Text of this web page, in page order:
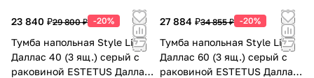
23 840 ₽29 800 ₽ -20%
Тумба напольная Style Line
Даллас 40 (3 ящ.) серый с
раковиной ESTETUS Даллас
27 884 ₽34 855 ₽ -20%
Тумба напольная Style Line
Даллас 60 (3 ящ.) серый с
раковиной ESTETUS Даллас